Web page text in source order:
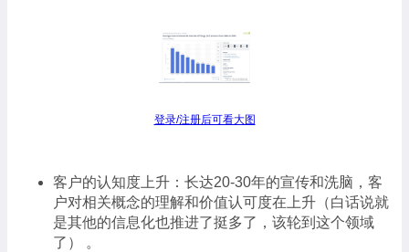
登录/注册后可看大图
客户的认知度上升：长达20-30年的宣传和洗脑，客
户对相关概念的理解和价值认可度在上升（白话说就
是其他的信息化也推进了挺多了，该轮到这个领域
了） 。